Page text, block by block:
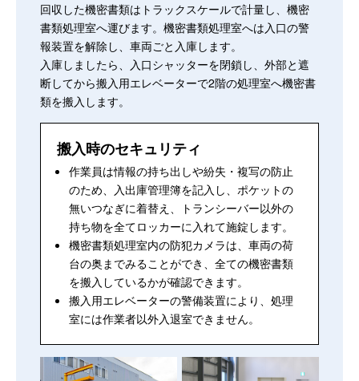
回収した機密書類はトラックスケールで計量し、機密
書類処理室へ運びます。機密書類処理室へは入口の警
報装置を解除し、車両ごと入庫します。
入庫しましたら、入口シャッターを閉鎖し、外部と遮
断してから搬入用エレベーターで2階の処理室へ機密書
類を搬入します。
搬入時のセキュリティ
作業員は情報の持ち出しや紛失・複写の防止
のため、入出庫管理簿を記入し、ポケットの
無いつなぎに着替え、トランシーバー以外の
持ち物を全てロッカーに入れて施錠します。
機密書類処理室内の防犯カメラは、車両の荷
台の奥までみることができ、全ての機密書類
を搬入しているかが確認できます。
搬入用エレベーターの警備装置により、処理
室には作業者以外入退室できません。